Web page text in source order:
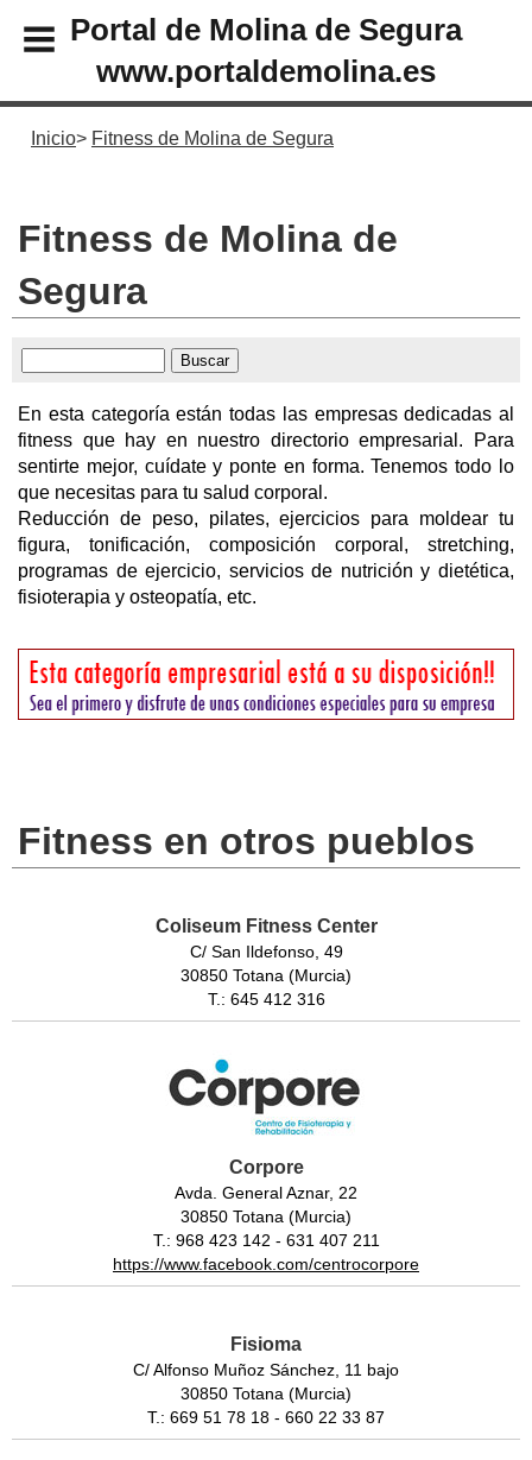
Portal de Molina de Segura
www.portaldemolina.es
Inicio Fitness de Molina de Segura
Fitness de Molina de
Segura
En esta categoría están todas las empresas dedicadas al
fitness que hay en nuestro directorio empresarial. Para
sentirte mejor, cuídate y ponte en forma. Tenemos todo lo
que necesitas para tu salud corporal.
Reducción de peso, pilates, ejercicios para moldear tu
figura, tonificación, composición corporal, stretching,
programas de ejercicio, servicios de nutrición y dietética,
fisioterapia y osteopatía, etc.
Fitness en otros pueblos
Coliseum Fitness Center
C/ San Ildefonso, 49
30850 Totana (Murcia)
T.: 645 412 316
Corpore
Avda. General Aznar, 22
30850 Totana (Murcia)
T.: 968 423 142 - 631 407 211
https://www.facebook.com/centrocorpore
Fisioma
C/ Alfonso Muñoz Sánchez, 11 bajo
30850 Totana (Murcia)
T.: 669 51 78 18 - 660 22 33 87